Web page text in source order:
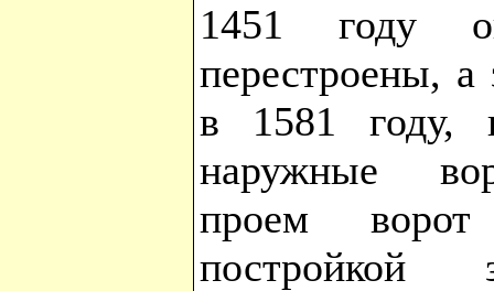
1451 году
перестроены, а
в 1581 году,
наружные
проем